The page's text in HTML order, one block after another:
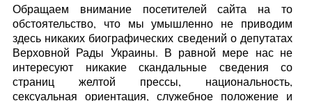
Обращаем внимание посетителей сайта на то
обстоятельство, что мы умышленно не приводим
здесь никаких биографических сведений о депутатах
Верховной Рады Украины. В равной мере нас не
интересуют никакие скандальные сведения со
страниц желтой прессы, национальность,
сексуальная ориентация, служебное положение и